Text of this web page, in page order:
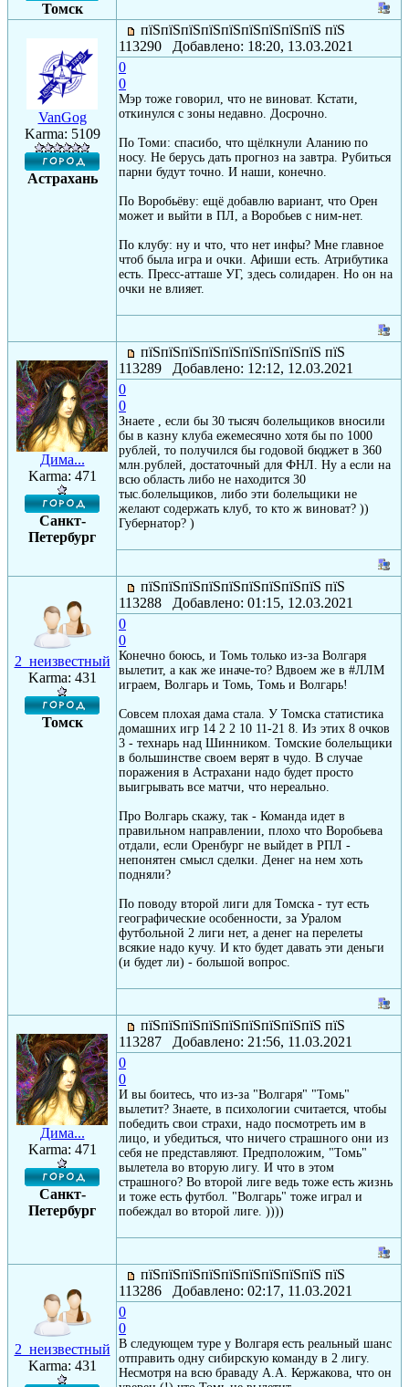
Томск
VanGog
Karma: 5109
Астрахань
пїЅпїЅпїЅпїЅпїЅпїЅпїЅпїЅпїЅ пїЅ
113290 Добавлено: 18:20, 13.03.2021
0
0
Мэр тоже говорил, что не виноват. Кстати,
откинулся с зоны недавно. Досрочно.
По Томи: спасибо, что щёлкнули Аланию по
носу. Не берусь дать прогноз на завтра. Рубиться
парни будут точно. И наши, конечно.
По Воробьёву: ещё добавлю вариант, что Орен
может и выйти в ПЛ, а Воробьев с ним-нет.
По клубу: ну и что, что нет инфы? Мне главное
чтоб была игра и очки. Афиши есть. Атрибутика
есть. Пресс-атташе УГ, здесь солидарен. Но он на
очки не влияет.
Дима...
Karma: 471
Санкт-
Петербург
пїЅпїЅпїЅпїЅпїЅпїЅпїЅпїЅпїЅ пїЅ
113289 Добавлено: 12:12, 12.03.2021
0
0
Знаете , если бы 30 тысяч болельщиков вносили
бы в казну клуба ежемесячно хотя бы по 1000
рублей, то получился бы годовой бюджет в 360
млн.рублей, достаточный для ФНЛ. Ну а если на
всю область либо не находится 30
тыс.болельщиков, либо эти болельщики не
желают содержать клуб, то кто ж виноват? ))
Губернатор? )
2_неизвестный
Karma: 431
Томск
пїЅпїЅпїЅпїЅпїЅпїЅпїЅпїЅпїЅ пїЅ
113288 Добавлено: 01:15, 12.03.2021
0
0
Конечно боюсь, и Томь только из-за Волгаря
вылетит, а как же иначе-то? Вдвоем же в #ЛЛМ
играем, Волгарь и Томь, Томь и Волгарь!
Совсем плохая дама стала. У Томска статистика
домашних игр 14 2 2 10 11-21 8. Из этих 8 очков
3 - технарь над Шинником. Томские болельщики
в большинстве своем верят в чудо. В случае
поражения в Астрахани надо будет просто
выигрывать все матчи, что нереально.
Про Волгарь скажу, так - Команда идет в
правильном направлении, плохо что Воробьева
отдали, если Оренбург не выйдет в РПЛ -
непонятен смысл сделки. Денег на нем хоть
подняли?
По поводу второй лиги для Томска - тут есть
географические особенности, за Уралом
футбольной 2 лиги нет, а денег на перелеты
всякие надо кучу. И кто будет давать эти деньги
(и будет ли) - большой вопрос.
Дима...
Karma: 471
Санкт-
Петербург
пїЅпїЅпїЅпїЅпїЅпїЅпїЅпїЅпїЅ пїЅ
113287 Добавлено: 21:56, 11.03.2021
0
0
И вы боитесь, что из-за "Волгаря" "Томь"
вылетит? Знаете, в психологии считается, чтобы
победить свои страхи, надо посмотреть им в
лицо, и убедиться, что ничего страшного они из
себя не представляют. Предположим, "Томь"
вылетела во вторую лигу. И что в этом
страшного? Во второй лиге ведь тоже есть жизнь
и тоже есть футбол. "Волгарь" тоже играл и
побеждал во второй лиге. ))))
2_неизвестный
Karma: 431
пїЅпїЅпїЅпїЅпїЅпїЅпїЅпїЅпїЅ пїЅ
113286 Добавлено: 02:17, 11.03.2021
0
0
В следующем туре у Волгаря есть реальный шанс
отправить одну сибирскую команду в 2 лигу.
Несмотря на всю браваду А.А. Кержакова, что он